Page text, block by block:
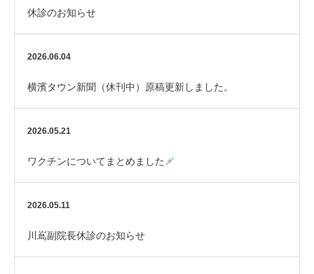
休診のお知らせ
2026.06.04
横濱タウン新聞（休刊中）原稿更新しました。
2026.05.21
ワクチンについてまとめました
2026.05.11
川嶌副院長休診のお知らせ